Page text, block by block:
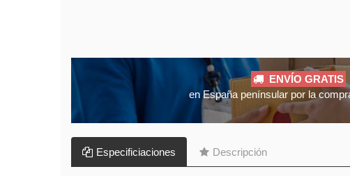
ENVÍO GRATIS
en España penínsular por la
Especificiaciones Descripción